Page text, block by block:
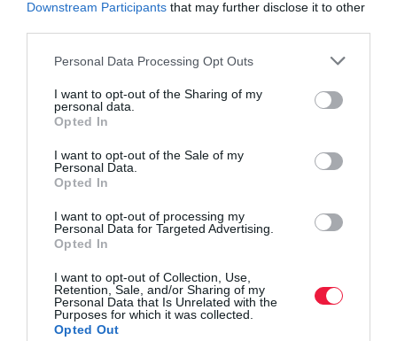
Downstream Participants that may further disclose it to other
Please note that this website/app uses one or more Google
not limited to your visit or usage behaviour. You may click to
grant or deny consent to Google and its third-party tags to
use your data for below specified purposes in below Google
consent section.
Personal Data Processing Opt Outs
I want to opt-out of the Sharing of my
personal data.
Opted In
I want to opt-out of the Sale of my
Personal Data.
Opted In
I want to opt-out of processing my
Personal Data for Targeted Advertising.
Opted In
I want to opt-out of Collection, Use,
Retention, Sale, and/or Sharing of my
Personal Data that Is Unrelated with the
Purposes for which it was collected.
Opted Out
városokban. Ezen a listán Győr az első, átlagosan
495 ezer forinttal, melyet Sopron (488 ezer Ft) és
Debrecen (473 ezer forint) követ.
ingatlan árak